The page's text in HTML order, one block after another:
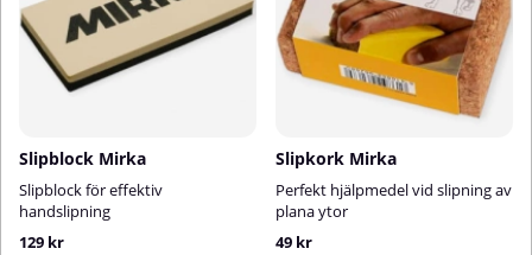
Slipblock Mirka
Slipblock för effektiv
handslipning
129 kr
Slipkork Mirka
Perfekt hjälpmedel vid slipning av
plana ytor
49 kr